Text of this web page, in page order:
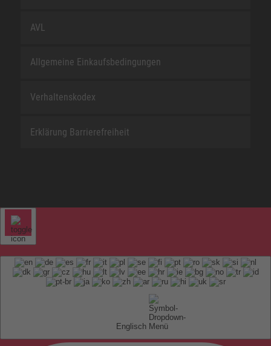
AVL
Allgemeine Einkaufsbedingungen
Verhaltenskodex
Erklärung Barrierefreiheit
Englisch